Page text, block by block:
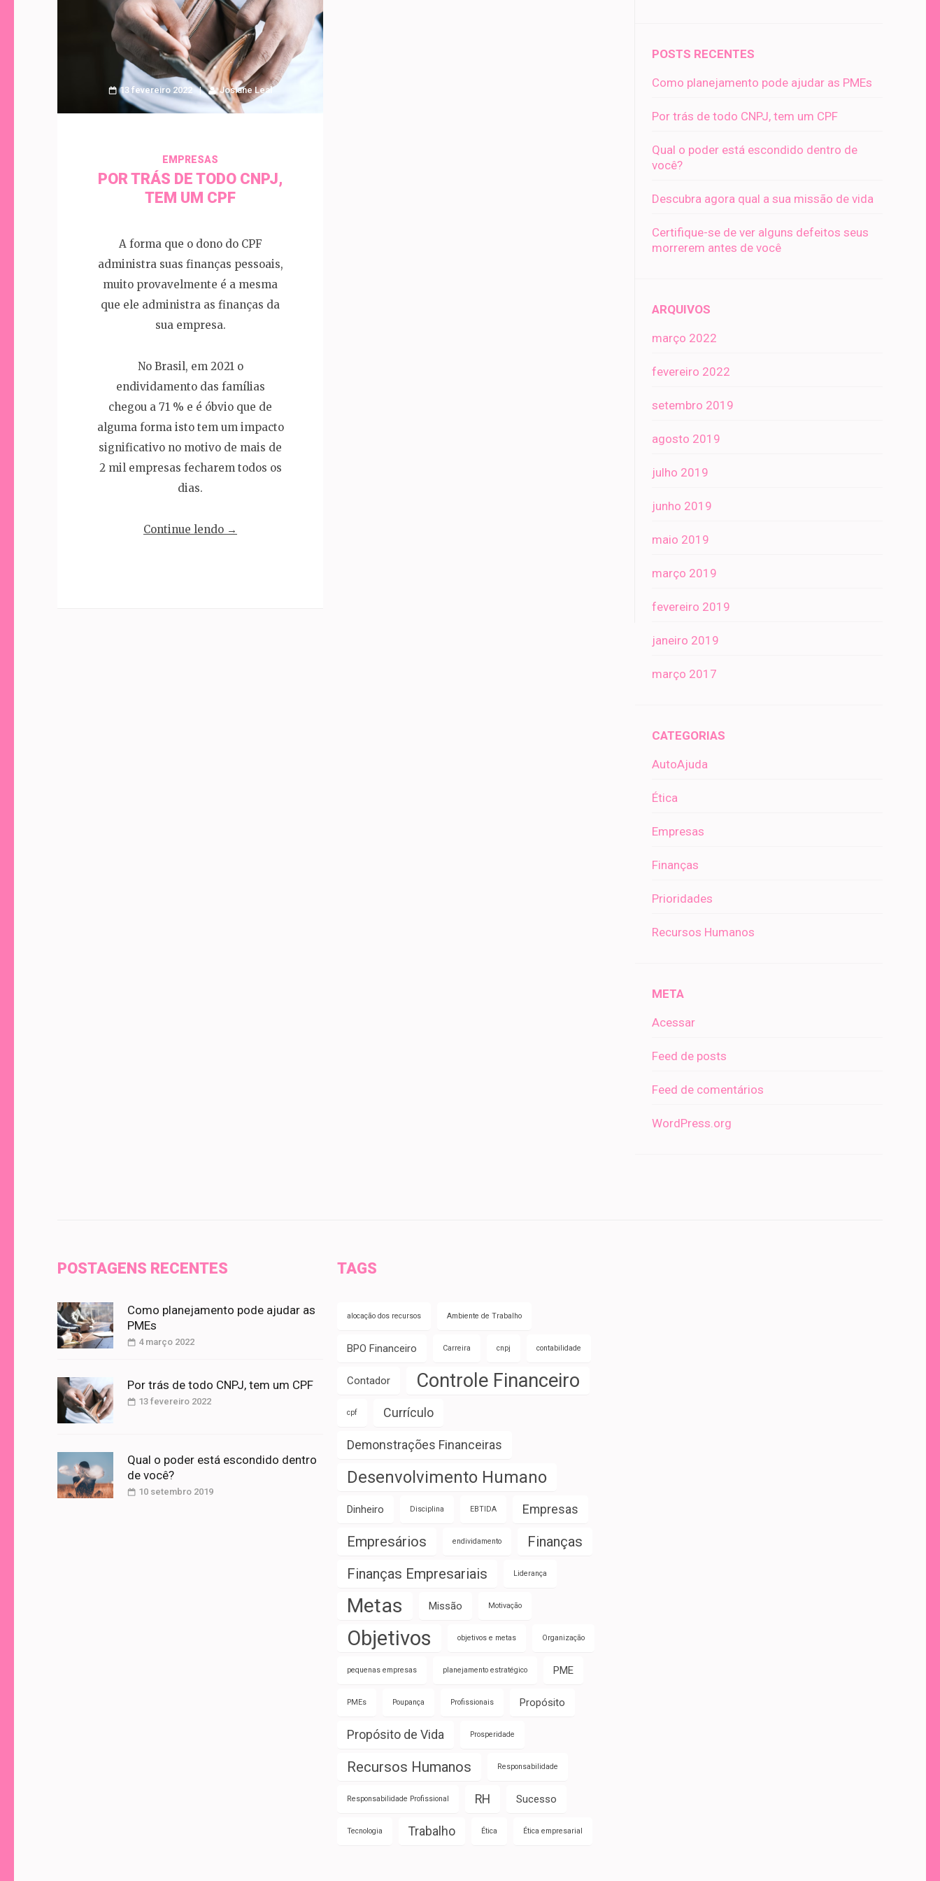
13 fevereiro 2022 Josiane Leal
EMPRESAS
POR TRÁS DE TODO CNPJ,
TEM UM CPF
A forma que o dono do CPF
administra suas finanças pessoais,
muito provavelmente é a mesma
que ele administra as finanças da
sua empresa.
No Brasil, em 2021 o
endividamento das famílias
chegou a 71 % e é óbvio que de
alguma forma isto tem um impacto
significativo no motivo de mais de
2 mil empresas fecharem todos os
dias.
Continue lendo “Por
→
POSTS RECENTES
Como planejamento pode ajudar as PMEs
Por trás de todo CNPJ, tem um CPF
Qual o poder está escondido dentro de
você?
Descubra agora qual a sua missão de vida
Certifique-se de ver alguns defeitos seus
morrerem antes de você
ARQUIVOS
março 2022
fevereiro 2022
setembro 2019
agosto 2019
julho 2019
junho 2019
maio 2019
março 2019
fevereiro 2019
janeiro 2019
março 2017
CATEGORIAS
AutoAjuda
Ética
Empresas
Finanças
Prioridades
Recursos Humanos
META
Acessar
Feed de posts
Feed de comentários
WordPress.org
POSTAGENS RECENTES
Como planejamento pode ajudar as
PMEs
4 março 2022
Por trás de todo CNPJ, tem um CPF
13 fevereiro 2022
Qual o poder está escondido dentro
de você?
10 setembro 2019
TAGS
alocação dos recursos Ambiente de Trabalho
BPO Financeiro Carreira cnpj contabilidade
Contador Controle Financeiro
cpf Currículo
Demonstrações Financeiras
Desenvolvimento Humano
Dinheiro Disciplina EBTIDA Empresas
Empresários endividamento
Finanças
Finanças Empresariais
Liderança
Metas Missão Motivação
Objetivos objetivos e metas Organização
pequenas empresas planejamento estratégico PME
PMEs Poupança Profissionais Propósito
Propósito de Vida Prosperidade
Recursos Humanos Responsabilidade
Responsabilidade Profissional RH Sucesso
Tecnologia Trabalho Ética Ética empresarial